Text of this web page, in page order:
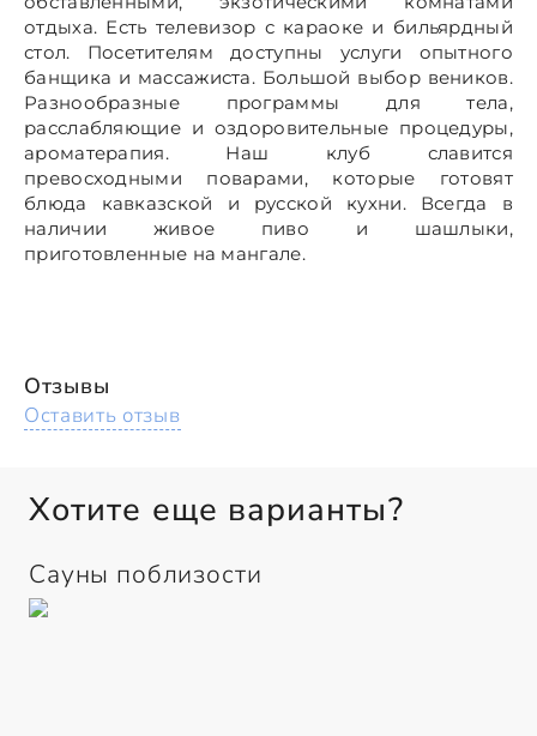
отдыха. Есть телевизор с караоке и бильярдный
стол. Посетителям доступны услуги опытного
банщика и массажиста. Большой выбор веников.
Разнообразные программы для тела,
расслабляющие и оздоровительные процедуры,
ароматерапия. Наш клуб славится
превосходными поварами, которые готовят
блюда кавказской и русской кухни. Всегда в
наличии живое пиво и шашлыки,
приготовленные на мангале.
Отзывы
Оставить отзыв
Хотите еще варианты?
Сауны поблизости